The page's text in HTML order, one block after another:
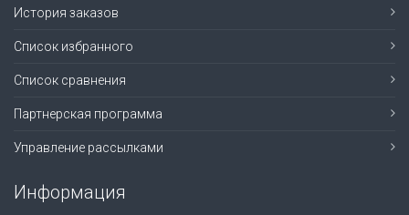
История заказов
Список избранного
Список сравнения
Партнерская программа
Управление рассылками
Информация